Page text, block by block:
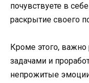
почувствуете в
раскрытие своего
Кроме этого,
задачами и
непрожитые